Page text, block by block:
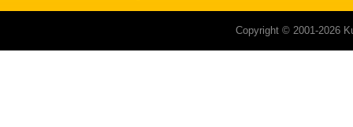
Copyright © 2001-2026